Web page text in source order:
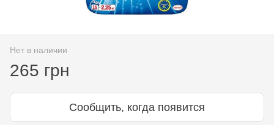
Нет в наличии
265 грн
Сообщить, когда появится